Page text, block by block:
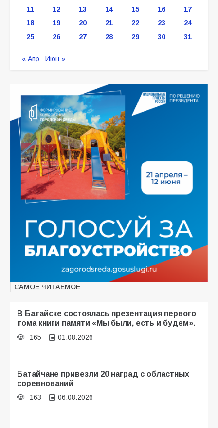
11 12 13 14 15 16
17
18
19 20 21 22 23
24
25
26 27 28 29 30 31
« Апр Июн »
САМОЕ ЧИТАЕМОЕ
В Батайске состоялась презентация первого
тома книги памяти «Мы были, есть и будем».
165 01.08.2026
Батайчане привезли 20 наград с областных
соревнований
163 06.08.2026